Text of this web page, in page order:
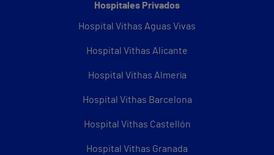
Hospitales Privados
Hospital Vithas Aguas Vivas
Hospital Vithas Alicante
Hospital Vithas Almería
Hospital Vithas Barcelona
Hospital Vithas Castellón
Hospital Vithas Granada